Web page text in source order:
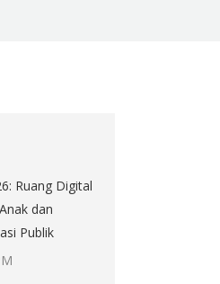
Ruang Digital
dan
Publik